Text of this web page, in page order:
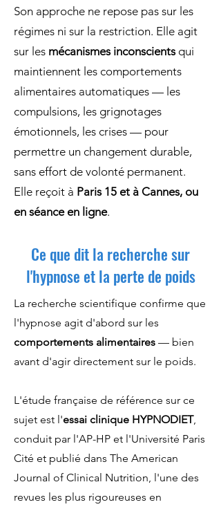
Son approche ne repose pas sur les
régimes ni sur la restriction. Elle agit
sur les mécanismes inconscientsqui
maintiennent les comportements
alimentaires automatiques — les
compulsions, les grignotages
émotionnels, les crises — pour
permettre un changement durable,
sans effort de volonté permanent.
Elle reçoit à Paris 15 et à Cannes, ou
en séance en ligne.
Ce que dit la recherche sur
l'hypnose et la perte de poids
La recherche scientifique confirme que
l'hypnose agit d'abord sur les
comportements alimentaires — bien
avant d'agir directement sur le poids.
L'étude française de référence sur ce
sujet est l'essai clinique HYPNODIET,
conduit par l'AP-HP et l'Université Paris
Cité et publié dans The American
Journal of Clinical Nutrition, l'une des
revues les plus rigoureuses en